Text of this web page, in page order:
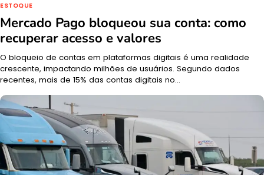
ESTOQUE
Mercado Pago bloqueou sua conta: como
recuperar acesso e valores
O bloqueio de contas em plataformas digitais é uma realidade
crescente, impactando milhões de usuários. Segundo dados
recentes, mais de 15% das contas digitais no…